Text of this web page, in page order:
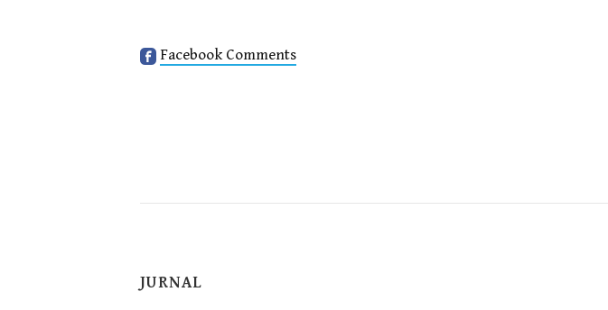
Facebook Comments
JURNAL